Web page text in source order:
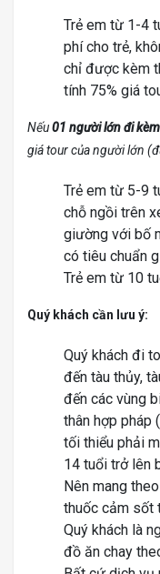
Trẻ em từ 1-4
phí cho trẻ,
chỉ được kèm
tính 75% giá
Nếu01 người lớn đi
giá tour của người lớn
Trẻ em từ 5-9
chỗ ngồi trên
giường với bố
có tiêu chuẩn
Trẻ em từ 10
Quý khách cần lưu ý:
Quý khách đi
đến tàu thủy,
đến các vùng
thân hợp pháp
tối thiểu phải
14 tuổi trở lên
Nên mang
thuốc cảm sốt
Quý khách là
đồ ăn chay